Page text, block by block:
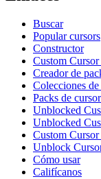
Buscar
Popular cursors
Constructor
Custom
Creador de
Colecciones de
Packs de
Unblocked
Unblocked
Custom
Unblock
Cómo usar
Califícanos